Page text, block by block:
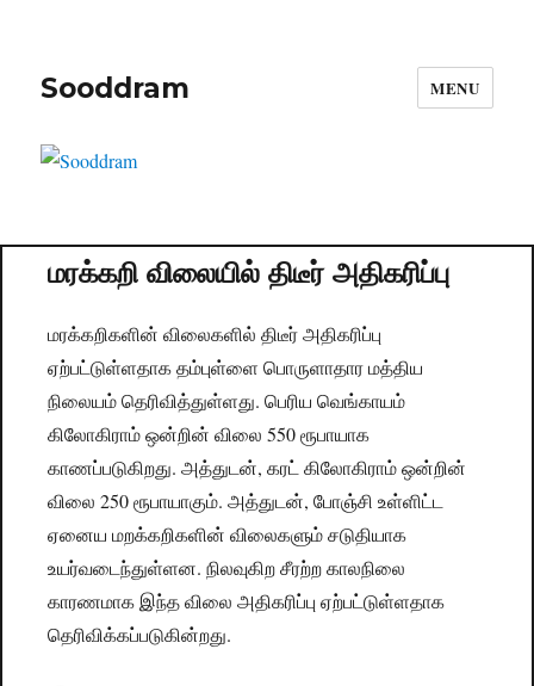
Sooddram MENU
மரக்கறி விலையில் திடீர் அதிகரிப்பு
மரக்கறிகளின் விலைகளில் திடீர் அதிகரிப்பு
ஏற்பட்டுள்ளதாக தம்புள்ளை பொருளாதார மத்திய
நிலையம் தெரிவித்துள்ளது. பெரிய வெங்காயம்
கிலோகிராம் ஒன்றின் விலை 550 ரூபாயாக
காணப்படுகிறது. அத்துடன், கரட் கிலோகிராம் ஒன்றின்
விலை 250 ரூபாயாகும். அத்துடன், போஞ்சி உள்ளிட்ட
ஏனைய மறக்கறிகளின் விலைகளும் சடுதியாக
உயர்வடைந்துள்ளன. நிலவுகிற சீரற்ற காலநிலை
காரணமாக இந்த விலை அதிகரிப்பு ஏற்பட்டுள்ளதாக
தெரிவிக்கப்படுகின்றது.